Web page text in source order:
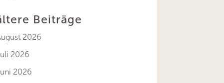
Beiträge
2026
2026
2026